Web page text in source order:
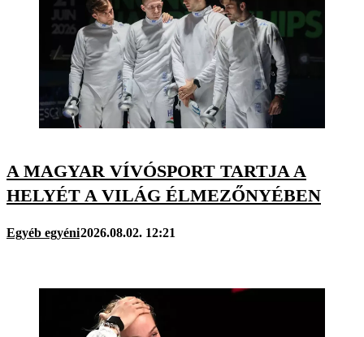
A MAGYAR VÍVÓSPORT TARTJA A
HELYÉT A VILÁG ÉLMEZŐNYÉBEN
Egyéb egyéni2026.08.02. 12:21